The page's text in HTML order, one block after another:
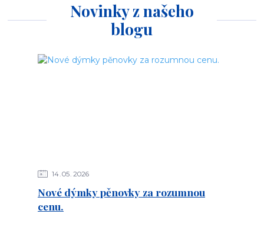
Novinky z našeho
blogu
14 05 2026
Nové dýmky pěnovky za rozumnou
cenu.